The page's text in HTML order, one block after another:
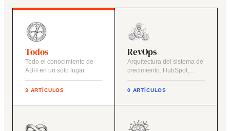
Todos
Todo el conocimiento de
ABH en un solo lugar.
3 ARTÍCULOS
RevOps
Arquitectura del sistema de
crecimiento. HubSpot,
datos y procesos.
0 ARTÍCULOS